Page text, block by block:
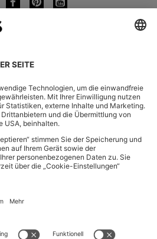
COUNTRY:
FAQ ImpressumDatenschutz
HUGO BOSS Newsletter